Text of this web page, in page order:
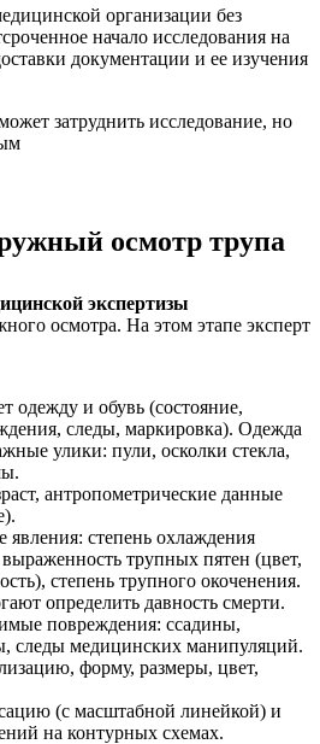
организации без
начало исследования на
документации и ее изучения
затруднить исследование, но
осмотр трупа
экспертизы
осмотра. На этом этапе эксперт
одежду и обувь (состояние,
следы, маркировка). Одежда
улики: пули, осколки стекла,
антропометрические данные
степень охлаждения
выраженность трупных пятен (цвет,
степень трупного окоченения.
определить давность смерти.
повреждения: ссадины,
следы медицинских манипуляций.
форму, размеры, цвет,
(с масштабной линейкой) и
на контурных схемах.